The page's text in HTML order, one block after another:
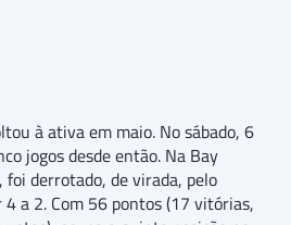
à ativa em maio. No sábado, 6
jogos desde então. Na Bay
derrotado, de virada, pelo
a 2. Com 56 pontos (17 vitórias,